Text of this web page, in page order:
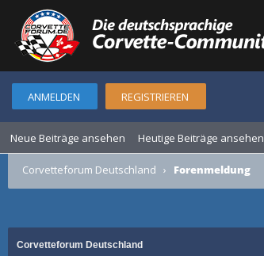
ANMELDEN REGISTRIEREN
Neue Beiträge ansehen Heutige Beiträge ansehen
Corvetteforum Deutschland › Forenmeldung
Corvetteforum Deutschland